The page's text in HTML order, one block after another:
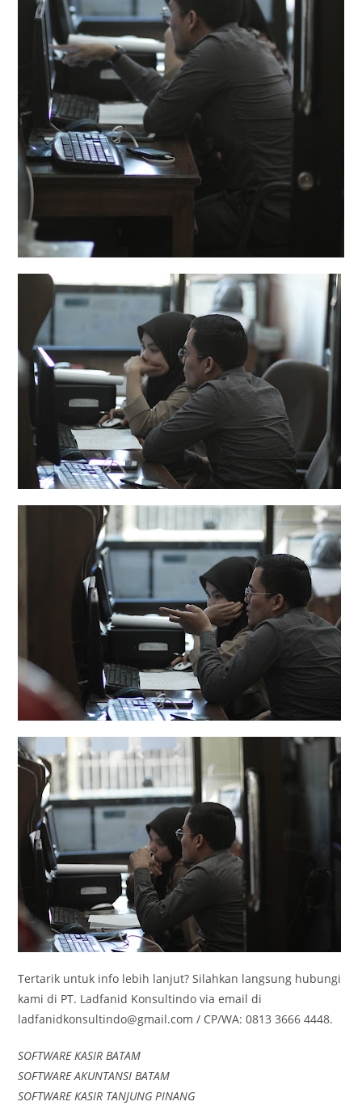
Tertarik untuk info lebih lanjut? Silahkan langsung hubungi
kami di PT. Ladfanid Konsultindo via email di
ladfanidkonsultindo@gmail.com / CP/WA: 0813 3666 4448.
SOFTWARE KASIR BATAM
SOFTWARE AKUNTANSI BATAM
SOFTWARE KASIR TANJUNG PINANG